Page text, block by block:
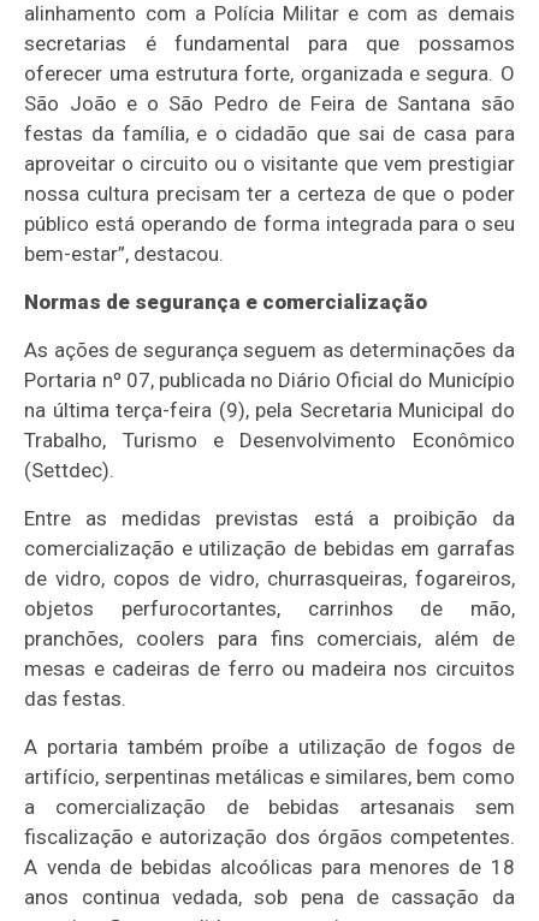
alinhamento com a Polícia Militar e com as demais
secretarias é fundamental para que possamos
oferecer uma estrutura forte, organizada e segura. O
São João e o São Pedro de Feira de Santana são
festas da família, e o cidadão que sai de casa para
aproveitar o circuito ou o visitante que vem prestigiar
nossa cultura precisam ter a certeza de que o poder
público está operando de forma integrada para o seu
bem-estar”, destacou.
Normas de segurança e comercialização
As ações de segurança seguem as determinações da
Portaria nº 07, publicada no Diário Oficial do Município
na última terça-feira (9), pela Secretaria Municipal do
Trabalho, Turismo e Desenvolvimento Econômico
(Settdec).
Entre as medidas previstas está a proibição da
comercialização e utilização de bebidas em garrafas
de vidro, copos de vidro, churrasqueiras, fogareiros,
objetos perfurocortantes, carrinhos de mão,
pranchões, coolers para fins comerciais, além de
mesas e cadeiras de ferro ou madeira nos circuitos
das festas.
A portaria também proíbe a utilização de fogos de
artifício, serpentinas metálicas e similares, bem como
a comercialização de bebidas artesanais sem
fiscalização e autorização dos órgãos competentes.
A venda de bebidas alcoólicas para menores de 18
anos continua vedada, sob pena de cassação da